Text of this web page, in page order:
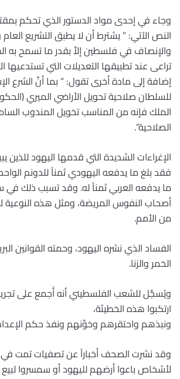
وجاء في إحدى مواد الدستور الذي تحكم
النص الآتي: ” يشترط أن لا يطبق التشريع
والإنصاف في فلسطين إلاَّ بقدر ما تسمح به
تراعى عند تطبيقها التعديلات التي تستدعيها
إضافة إلى مادة أخرى تقول: ” بما أنَّ الشرع
للسلطان صلاحية تحويل الأراضي الميري
الملك فإنه من المناسب تخويل المندوب
الصلاحية”.
الإغراءات الشديدة التي قدمها اليهود للذين
فقد بلغ ما يدفعه اليهودي ثمناً للدونم
ما يدفعه العربي ثمناً له. وقد تسبب ذلك
أصحاب النفوس المريضة، ومثل هذه النوعية
من الأمم.
الفساد الذي نشره اليهود، وحمته القوانين
الخمر والزنا.
ويُسجَّل للشعب الفلسطيني أنه أَجمع على
ارتكبوا هذه الخطيئة،
ونبذهم واحتقرهم وخوَّنهم ونفذ حكم
وقد نشرت الصحف أخباراً عن تصفيات تمت
لأشخاص باعوا أرضهم لليهود أو سمسروا